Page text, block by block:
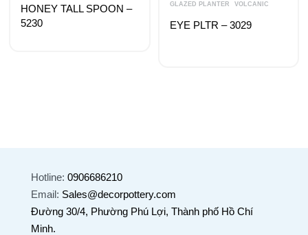
HONEY TALL SPOON –
5230
GLAZED PLANTER VOLCANIC
EYE PLTR – 3029
Hotline: 0906686210
Email: Sales@decorpottery.com
Đường 30/4, Phường Phú Lợi, Thành phố Hồ Chí
Minh.